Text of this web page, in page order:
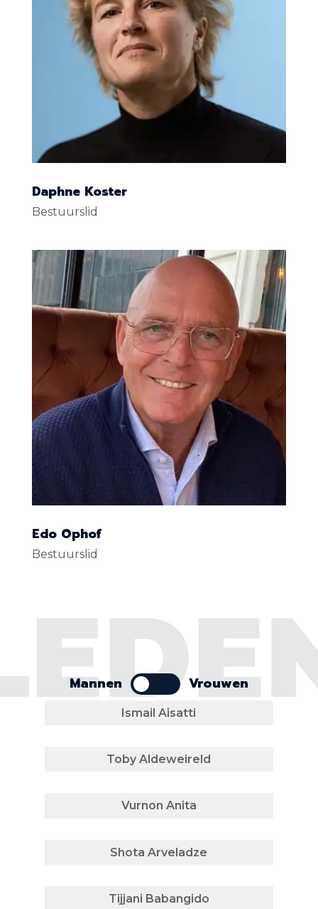
Daphne Koster
Bestuurslid
Edo Ophof
Bestuurslid
Mannen Vrouwen
Ismail Aisatti
Toby Aldeweireld
Vurnon Anita
Shota Arveladze
Tijjani Babangido